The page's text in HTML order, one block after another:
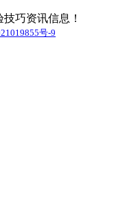
巧资讯信息！
号-9